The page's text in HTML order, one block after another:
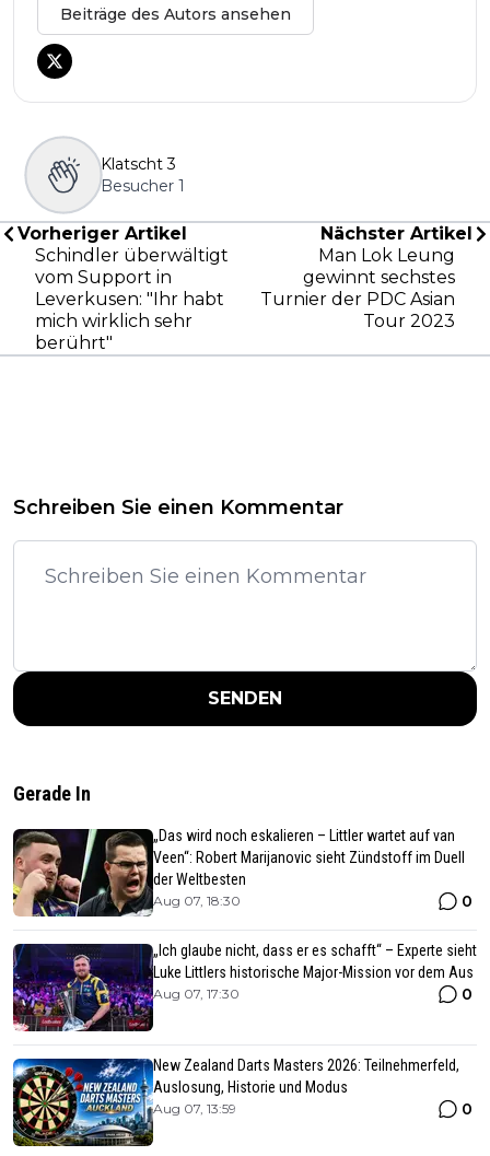
Beiträge des Autors ansehen
Klatscht 3
Besucher 1
Vorheriger Artikel
Schindler überwältigt
vom Support in
Leverkusen: "Ihr habt
mich wirklich sehr
berührt"
Nächster Artikel
Man Lok Leung
gewinnt sechstes
Turnier der PDC Asian
Tour 2023
Schreiben Sie einen Kommentar
SENDEN
Gerade In
„Das wird noch eskalieren – Littler wartet auf van
Veen“: Robert Marijanovic sieht Zündstoff im Duell
der Weltbesten
Aug 07, 18:30 0
„Ich glaube nicht, dass er es schafft“ – Experte sieht
Luke Littlers historische Major-Mission vor dem Aus
Aug 07, 17:30 0
New Zealand Darts Masters 2026: Teilnehmerfeld,
Auslosung, Historie und Modus
Aug 07, 13:59 0